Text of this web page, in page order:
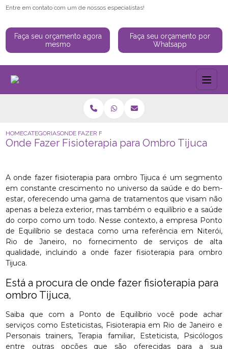
Entre em contato com um de nossos especialistas!
Faça seu orçamento agora
mesmo
Faça seu orçamento por
Whatsapp
HOMECATEGORIASONDE FAZER FISIOTERAPIA PARA OMBRO TIJUCA
Onde Fazer Fisioterapia para Ombro Tijuca
A onde fazer fisioterapia para ombro Tijuca é um segmento
em constante crescimento no universo da saúde e do bem-
estar, oferecendo uma gama de tratamentos que visam não
apenas a beleza exterior, mas também o equilíbrio e a saúde
do corpo como um todo. Nesse contexto, a empresa Ponto
de Equilíbrio se destaca como uma referência em Niterói,
Rio de Janeiro, no fornecimento de serviços de alta
qualidade, incluindo a onde fazer fisioterapia para ombro
Tijuca.
Está a procura de onde fazer fisioterapia para
ombro Tijuca,
Saiba que com a Ponto de Equilíbrio você pode achar
serviços como Esteticistas, Fisioterapia em Rio de Janeiro e
Personais trainers, Terapia familiar, Esteticista, Psicólogos
entre outras opções que são oferecidas para a sua